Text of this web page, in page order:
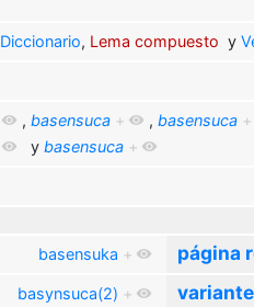
Diccionario, Lema compuesto y
, basensuca + , basensuca +
y basensuca +
basensuka + página
basynsuca(2) +